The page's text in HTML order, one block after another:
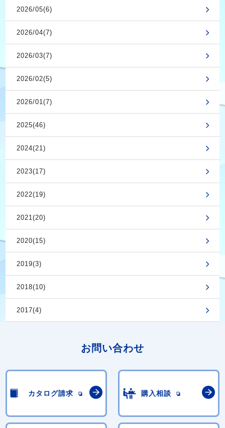
2026/05(6)
2026/04(7)
2026/03(7)
2026/02(5)
2026/01(7)
2025(46)
2024(21)
2023(17)
2022(19)
2021(20)
2020(15)
2019(3)
2018(10)
2017(4)
お問い合わせ
カタログ請求 購入相談